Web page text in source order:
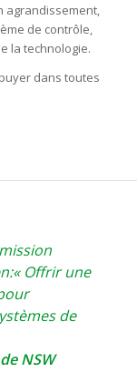
agrandissement,
de contrôle,
la technologie.
dans toutes
Offrir une
de
NSW